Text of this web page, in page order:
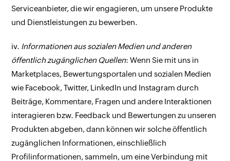
Serviceanbieter, die wir engagieren, um unsere Produkte
und Dienstleistungen zu bewerben.
iv. Informationen aus sozialen Medien und anderen
öffentlich zugänglichen Quellen: Wenn Sie mit uns in
Marketplaces, Bewertungsportalen und sozialen Medien
wie Facebook, Twitter, LinkedIn und Instagram durch
Beiträge, Kommentare, Fragen und andere Interaktionen
interagieren bzw. Feedback und Bewertungen zu unseren
Produkten abgeben, dann können wir solche öffentlich
zugänglichen Informationen, einschließlich
Profilinformationen, sammeln, um eine Verbindung mit